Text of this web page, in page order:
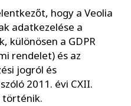
hogy a Veolia
adatkezelése a
különösen a GDPR
rendelet) és az
jogról és
2011. évi CXII.
történik.